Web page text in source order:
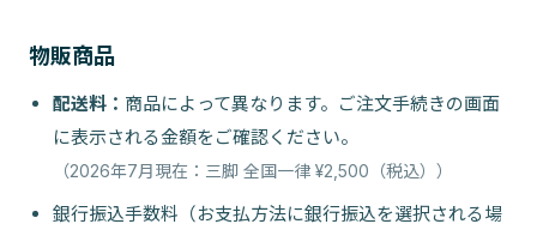
物販商品
配送料 ： 商品によって異なります。ご注文手続きの画面
に表示される金額をご確認ください。
（2026年7月現在：三脚 全国一律 ¥2,500（税込））
銀行振込手数料（お支払方法に銀行振込を選択される場